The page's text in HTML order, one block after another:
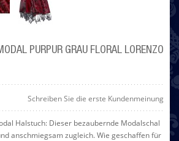
PURPUR GRAU FLORAL LORENZO
Schreiben Sie die erste Kundenmeinung
Halstuch: Dieser bezaubernde Modalschal
anschmiegsam zugleich. Wie geschaffen für